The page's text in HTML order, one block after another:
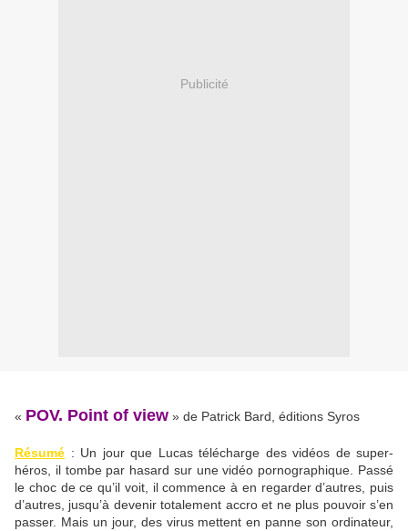
Publicité
« POV. Point of view » de Patrick Bard, éditions Syros
Résumé : Un jour que Lucas télécharge des vidéos de super-
héros, il tombe par hasard sur une vidéo pornographique. Passé
le choc de ce qu’il voit, il commence à en regarder d’autres, puis
d’autres, jusqu’à devenir totalement accro et ne plus pouvoir s’en
passer. Mais un jour, des virus mettent en panne son ordinateur,